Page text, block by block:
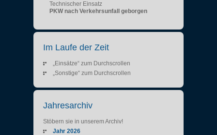
Technischer Einsatz
PKW nach Verkehrsunfall geborgen
Im Laufe der Zeit
„Einsätze“ zum Durchscrollen
„Sonstige“ zum Durchscrollen
Jahresarchiv
Stöbern sie in unserem Archiv!
Jahr 2026